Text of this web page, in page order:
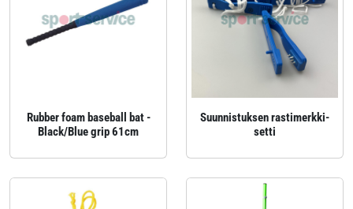
Rubber foam baseball bat -
Black/Blue grip 61cm
Suunnistuksen rastimerkki-
setti